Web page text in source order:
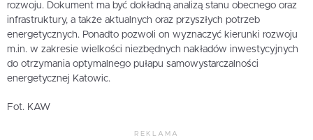
rozwoju. Dokument ma być dokładną analizą stanu obecnego oraz
infrastruktury, a także aktualnych oraz przyszłych potrzeb
energetycznych. Ponadto pozwoli on wyznaczyć kierunki rozwoju
m.in. w zakresie wielkości niezbędnych nakładów inwestycyjnych
do otrzymania optymalnego pułapu samowystarczalności
energetycznej Katowic.
Fot. KAW
REKLAMA